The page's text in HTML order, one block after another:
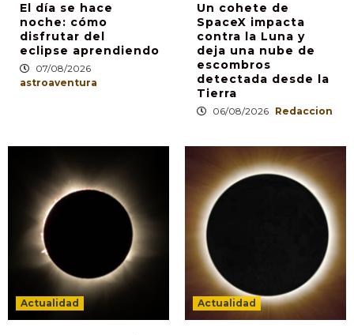
El día se hace
noche: cómo
disfrutar del
eclipse aprendiendo
07/08/2026
astroaventura
Un cohete de
SpaceX impacta
contra la Luna y
deja una nube de
escombros
detectada desde la
Tierra
06/08/2026 Redaccion
Actualidad Actualidad